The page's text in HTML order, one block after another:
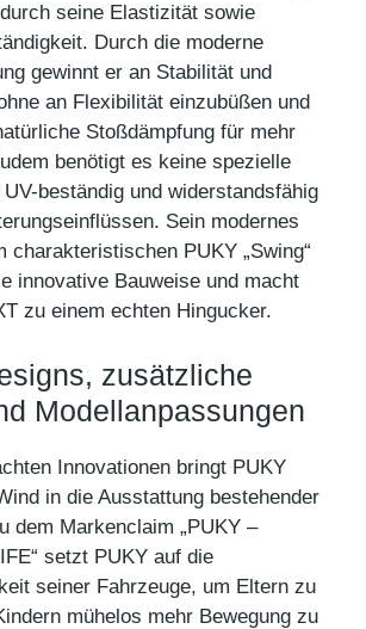
seine Elastizität sowie
Durch die moderne
gewinnt er an Stabilität und
an Flexibilität einzubüßen und
Stoßdämpfung für mehr
benötigt es keine spezielle
beständig und widerstandsfähig
Sein modernes
charakteristischen PUKY „Swing“
innovative Bauweise und macht
zu einem echten Hingucker.
zusätzliche
Modellanpassungen
Innovationen bringt PUKY
in die Ausstattung bestehender
dem Markenclaim „PUKY –
setzt PUKY auf die
seiner Fahrzeuge, um Eltern zu
mühelos mehr Bewegung zu